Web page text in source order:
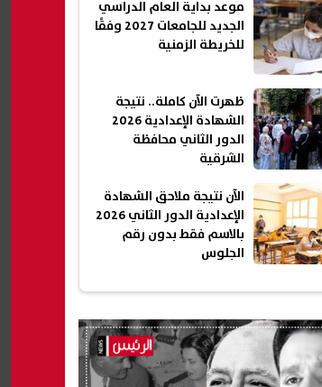
موعد بداية العام الدراسي
الجديد للجامعات 2027 وفقًا
للخريطة الزمنية
ظهرت الآن كاملة.. نتيجة
الشهادة الإعدادية 2026
الدور الثاني محافظة
الشرقية
الآن نتيجة ملاحق الشهادة
الإعدادية الدور الثاني 2026
بالاسم فقط بدون رقم
الجلوس